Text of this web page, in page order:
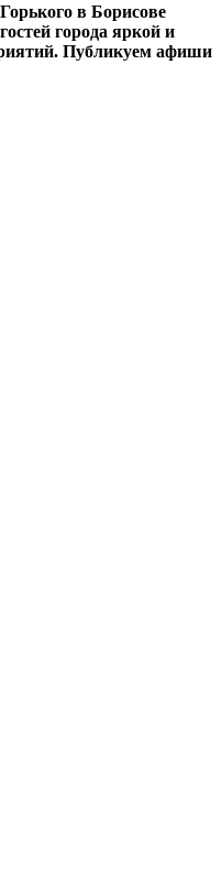
в Борисове
города яркой и
Публикуем афиши